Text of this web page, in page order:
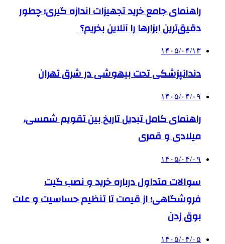
راهنمای جامع خرید تجهیزات اندازه گیری؛ چطور
دقیق‌ترین ابزارها را آنلاین بخریم؟
۱۴۰۵/۰۴/۱۳
دندانپزشکی تحت بیهوشی در شرق تهران
۱۴۰۵/۰۴/۰۹
راهنمای کامل تبدیل تاریخ بین تقویم شمسی،
میلادی و قمری
۱۴۰۵/۰۴/۰۹
سوالات متداول درباره خرید و نصب گیت
فروشگاهی؛ از قیمت تا تنظیم حساسیت و علت
بوق زدن
۱۴۰۵/۰۴/۰۵